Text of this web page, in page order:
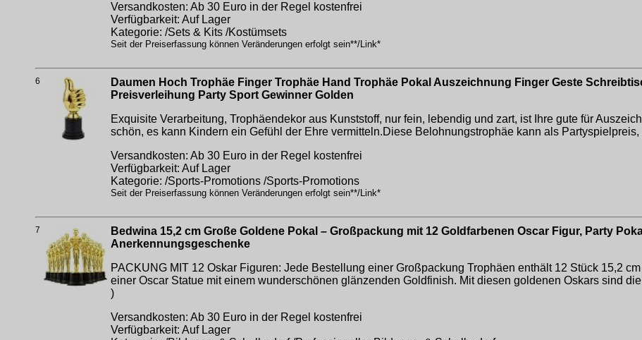
Versandkosten: Ab 30 Euro in der Regel kostenfrei
Verfügbarkeit: Auf Lager
Kategorie: /Sets & Kits /Kostümsets
Seit der Preiserfassung können Veränderungen erfolgt sein**/Link*
6
Daumen Hoch Trophäe Finger Trophäe Hand Trophäe Pokal Auszeichnung Finger Geste
Preisverleihung Party Sport Gewinner Golden
Exquisite Verarbeitung, Trophäendekor aus Kunststoff, nur fein, lebendig und zart, ist Ihre gute für
schön, es kann Kindern ein Gefühl der Ehre vermitteln.Diese Belohnungstrophäe kann als Partyspielpreis,
Versandkosten: Ab 30 Euro in der Regel kostenfrei
Verfügbarkeit: Auf Lager
Kategorie: /Sports-Promotions /Sports-Promotions
Seit der Preiserfassung können Veränderungen erfolgt sein**/Link*
7
Bedwina 15,2 cm Große Goldene Pokal – Großpackung mit 12 Goldfarbenen Oscar Figur, Party
Anerkennungsgeschenke
PACKUNG MIT 12 Oskar Figuren: Jede Bestellung einer Großpackung Trophäen enthält 12 Stück 15,2
einer Oscar Statue mit einem wunderschönen glänzenden Goldfinish. Mit diesen goldenen Oskars sind
)
Versandkosten: Ab 30 Euro in der Regel kostenfrei
Verfügbarkeit: Auf Lager